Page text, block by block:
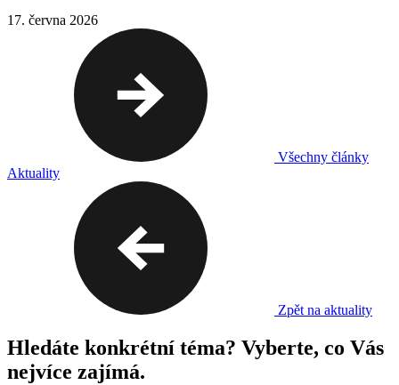
17. června 2026
Všechny články
Aktuality
Zpět na aktuality
Hledáte konkrétní téma? Vyberte, co Vás
nejvíce zajímá.